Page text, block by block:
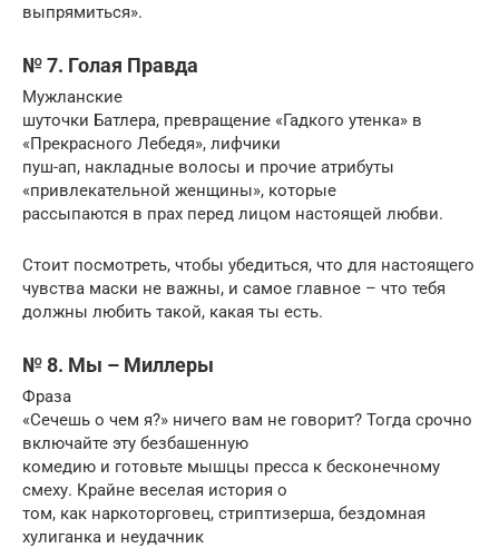
выпрямиться».
№ 7. Голая Правда
Мужланские
шуточки Батлера, превращение «Гадкого утенка» в
«Прекрасного Лебедя», лифчики
пуш-ап, накладные волосы и прочие атрибуты
«привлекательной женщины», которые
рассыпаются в прах перед лицом настоящей любви.
Стоит посмотреть, чтобы убедиться, что для настоящего
чувства маски не важны, и самое главное – что тебя
должны любить такой, какая ты есть.
№ 8. Мы – Миллеры
Фраза
«Сечешь о чем я?» ничего вам не говорит? Тогда срочно
включайте эту безбашенную
комедию и готовьте мышцы пресса к бесконечному
смеху. Крайне веселая история о
том, как наркоторговец, стриптизерша, бездомная
хулиганка и неудачник